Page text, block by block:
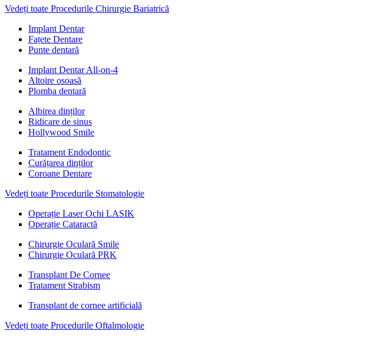
Vedeți toate Procedurile Chirurgie Bariatrică
Implant Dentar
Fațete Dentare
Punte dentară
Implant Dentar All-on-4
Altoire osoasă
Plomba dentară
Albirea dinților
Ridicare de sinus
Hollywood Smile
Tratament Endodontic
Curățarea dinților
Coroane Dentare
Vedeți toate Procedurile Stomatologie
Operație Laser Ochi LASIK
Operație Cataractă
Chirurgie Oculară Smile
Chirurgie Oculară PRK
Transplant De Cornee
Tratament Strabism
Transplant de cornee artificială
Vedeți toate Procedurile Oftalmologie